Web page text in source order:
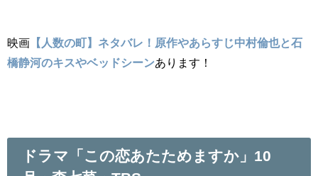
映画 【人数の町】ネタバレ！原作やあらすじ中村倫也と石
橋静河のキスやベッドシーンあります！
ドラマ「この恋あたためますか」10